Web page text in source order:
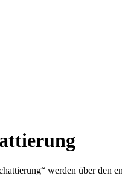
werden über den